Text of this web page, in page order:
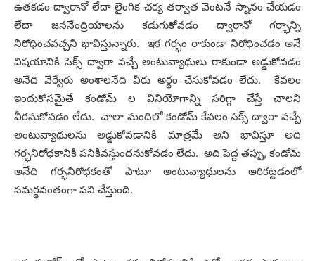
ఉతకడం ద్వారానో లేదా లైంగిక చర్య తర్వాత వెంటనే స్నానం చేయడం
లేదా జననేంద్రియాలను కడుగుకోవడం ద్వారానో గర్భాన్ని
నిరోధించవచ్చని భావిస్తున్నారు. ఇక గర్భం రాకుండా నిరోధించడం అనే
విషయానికి సెక్స్ ద్వారా వచ్చే అంటువ్యాధులు రాకుండా అడ్డుకోవడం
అనేది వేర్వేరు అంశాలనేది వీరు అర్థం చేసుకోవడం లేదు. కేవలం
ఇందుకోసమైతే కండోమ్ ల వినియోగాన్ని సరిగ్గా చేస్తే చాలని
వీరనుకోవడం లేదు. చాలా మందిలో కండోమ్ కేవలం సెక్స్ ద్వారా వచ్చే
అంటువ్యాధులను అడ్డుకోవడానికి మాత్రమే అని భావిస్తూ అది
గర్భనిరోధకానికి పనికివస్తుందనుకోవడం లేదు. అది పెద్ద తప్పు, కండోమ్
అనేది గర్భనిరోధకంతో పాటూ అంటువ్యాధులను అరికట్టడంలో
సమర్థవంతంగా పని చేస్తుంది.